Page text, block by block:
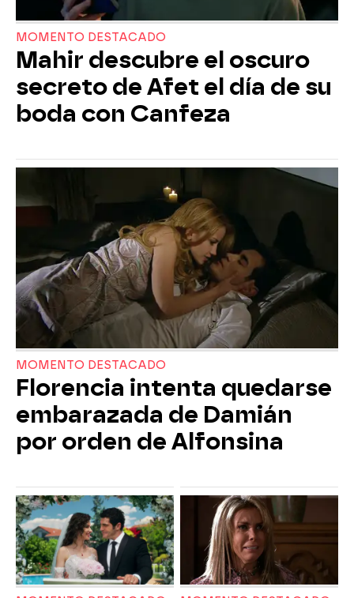
MOMENTO DESTACADO
Mahir descubre el oscuro
secreto de Afet el día de su
boda con Canfeza
MOMENTO DESTACADO
Florencia intenta quedarse
embarazada de Damián
por orden de Alfonsina